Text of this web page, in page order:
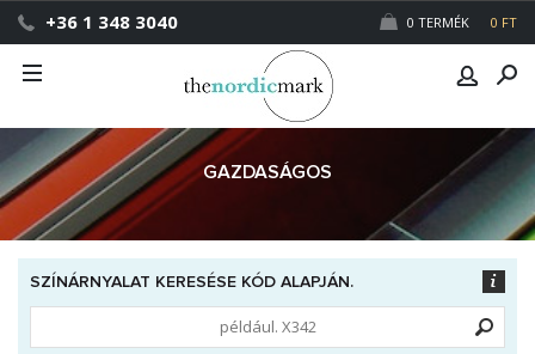
+36 1 348 3040 0 TERMÉK 0 FT
GAZDASÁGOS
SZÍNÁRNYALAT KERESÉSE KÓD ALAPJÁN.